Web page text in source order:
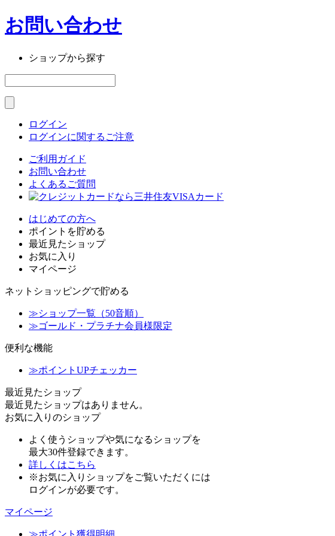
お問い合わせ
ショップから探す
ログイン
ログインに関するご注意
ご利用ガイド
お問い合わせ
よくあるご質問
はじめての方へ
ポイントを貯める
最近見たショップ
お気に入り
マイページ
ネットショッピングで貯める
≫ショップ一覧（50音順）
≫ゴールド・プラチナ会員様限定
便利な機能
≫ポイントUPチェッカー
最近見たショップ
最近見たショップはありません。
お気に入りのショップ
よく使うショップや気になるショップを
最大30件登録できます。
詳しくはこちら
※お気に入りショップをご覧いただくには
ログインが必要です。
マイページ
≫ポイント獲得明細